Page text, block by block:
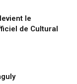
le
de Cultural